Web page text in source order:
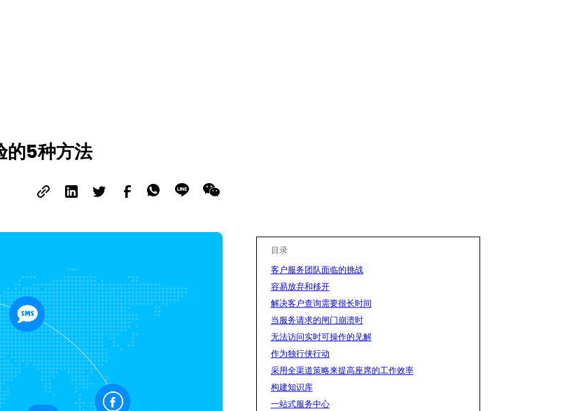
的5种方法
目录
客户服务团队面临的挑战
容易放弃和移开
解决客户查询需要很长时间
当服务请求的闸门崩溃时
无法访问实时可操作的见解
作为独行侠行动
采用全渠道策略来提高座席的工作效率
构建知识库
一站式服务中心